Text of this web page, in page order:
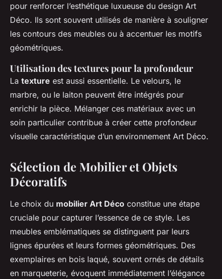
pour renforcer l’esthétique luxueuse du design Art
Déco. Ils sont souvent utilisés de manière à souligner
les contours des meubles ou à accentuer les motifs
géométriques.
Utilisation des textures pour la profondeur
La texture est aussi essentielle. Le velours, le
marbre, ou le laiton peuvent être intégrés pour
enrichir la pièce. Mélanger ces matériaux avec un
soin particulier contribue à créer cette profondeur
visuelle caractéristique d’un environnement Art Déco.
Sélection de Mobilier et Objets
Décoratifs
Le choix du mobilier Art Déco constitue une étape
cruciale pour capturer l’essence de ce style. Les
meubles emblématiques se distinguent par leurs
lignes épurées et leurs formes géométriques. Des
exemplaires en bois laqué, souvent ornés de détails
en marqueterie, évoquent immédiatement l’élégance